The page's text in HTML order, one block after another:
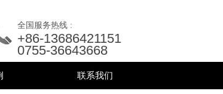
全国服务热线 :
+86-13686421151
0755-36643668
联系我们